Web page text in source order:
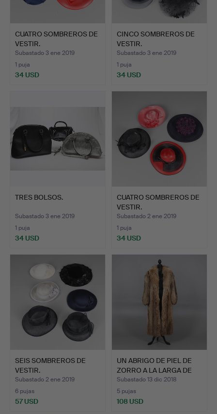
CUATRO SOMBREROS DE
VESTIR.
Subastado 3 ene 2019
1 puja
34 USD
CINCO SOMBREROS DE
VESTIR.
Subastado 3 ene 2019
1 puja
34 USD
TRES BOLSOS.
Subastado 3 ene 2019
1 puja
34 USD
CUATRO SOMBREROS DE
VESTIR.
Subastado 2 ene 2019
1 puja
34 USD
SEIS SOMBREROS DE
VESTIR.
Subastado 2 ene 2019
6 pujas
57 USD
UN ABRIGO DE PIEL DE
ZORRO A LA LARGA DE
L…
Subastado 13 dic 2018
5 pujas
108 USD